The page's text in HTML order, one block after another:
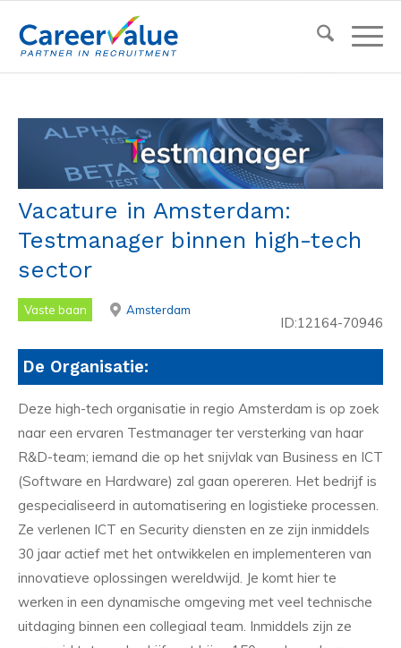
Vacature in Amsterdam:
Testmanager binnen high-tech
sector
Vaste baan Amsterdam
ID:12164-70946
De Organisatie:
Deze high-tech organisatie in regio Amsterdam is op zoek
naar een ervaren Testmanager ter versterking van haar
R&D-team; iemand die op het snijvlak van Business en ICT
(Software en Hardware) zal gaan opereren. Het bedrijf is
gespecialiseerd in automatisering en logistieke processen.
Ze verlenen ICT en Security diensten en ze zijn inmiddels
30 jaar actief met het ontwikkelen en implementeren van
innovatieve oplossingen wereldwijd. Je komt hier te
werken in een dynamische omgeving met veel technische
uitdaging binnen een collegiaal team. Inmiddels zijn ze